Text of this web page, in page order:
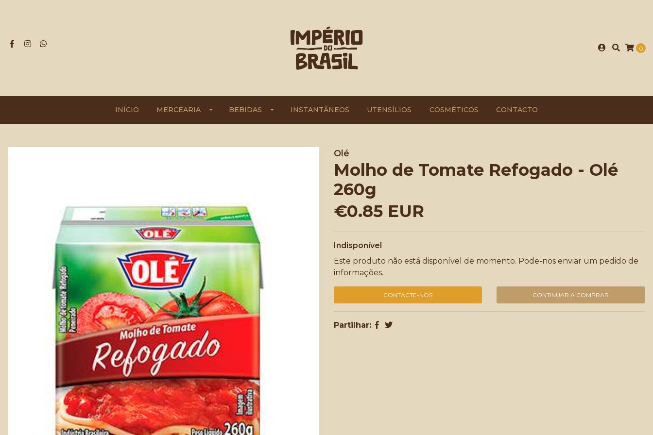
0
INÍCIO MERCEARIA BEBIDAS INSTANTÂNEOS UTENSÍLIOS COSMÉTICOS CONTACTO
Olé
Molho de Tomate Refogado - Olé
260g
€0.85 EUR
Indisponível
Este produto não está disponível de momento. Pode-nos enviar um pedido de
informações.
CONTACTE-NOS CONTINUAR A COMPRAR
Partilhar: